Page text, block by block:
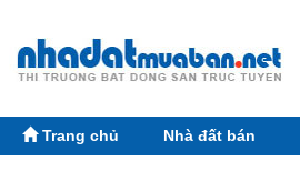
Trang chủ Nhà đất bán